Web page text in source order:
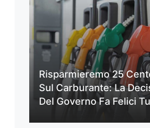
Risparmieremo 25
Sul Carburante: La
Del Governo Fa Felici